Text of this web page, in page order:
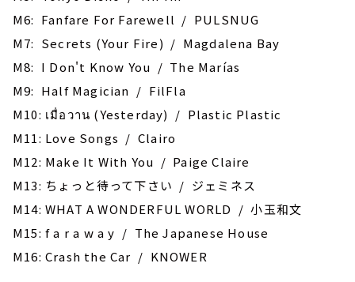
M6: ‎Fanfare For Farewell / PULSNUG
M7: Secrets (Your Fire) / Magdalena Bay
M8: I Don't Know You / The Marías
M9: Half Magician / FilFla
M10: เมื่อวาน (Yesterday) / Plastic Plastic
M11: Love Songs / Clairo
M12: Make It With You / Paige Claire
M13: ちょっと待って下さい / ジェミネス
M14: WHAT A WONDERFUL WORLD / 小玉和文
M15: f a r a w a y / The Japanese House
M16: Crash the Car / KNOWER